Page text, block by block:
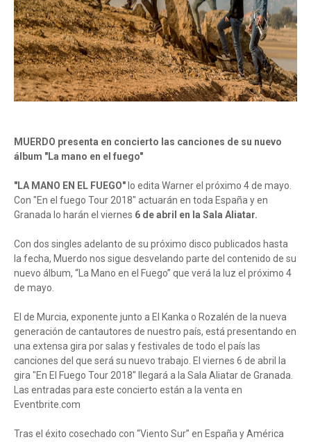
MUERDO presenta en concierto las canciones de su nuevo
álbum "La mano en el fuego"
"LA MANO EN EL FUEGO" lo edita Warner el próximo 4 de mayo.
Con "En el fuego Tour 2018" actuarán en toda España y en
Granada lo harán el viernes 6 de abril en la Sala Aliatar.
Con dos singles adelanto de su próximo disco publicados hasta
la fecha, Muerdo nos sigue desvelando parte del contenido de su
nuevo álbum, “La Mano en el Fuego” que verá la luz el próximo 4
de mayo.
El de Murcia, exponente junto a El Kanka o Rozalén de la nueva
generación de cantautores de nuestro país, está presentando en
una extensa gira por salas y festivales de todo el país las
canciones del que será su nuevo trabajo. El viernes 6 de abril la
gira "En El Fuego Tour 2018" llegará a la Sala Aliatar de Granada.
Las entradas para este concierto están a la venta en
Eventbrite.com
Tras el éxito cosechado con “Viento Sur” en España y América